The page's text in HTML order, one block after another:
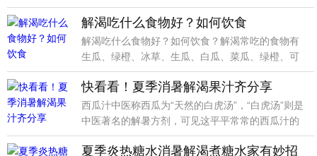
豆浆、甜豆浆
解渴吃什么食物好？如何饮食
解渴吃什么食物好？如何饮食？解渴常吃的食物有
生瓜、绿橙、冰草、生瓜、白瓜、菜瓜、绿橙、可
乐...
快看看！夏季消暑解渴果汁齐分享
西瓜汁中医称西瓜为“天然的白虎汤”，“白虎汤”则是
中医著名的解暑方剂，可见这平平常常的西瓜汁的
清热解
夏季炎热糖水消暑解渴煮糖水家有妙招